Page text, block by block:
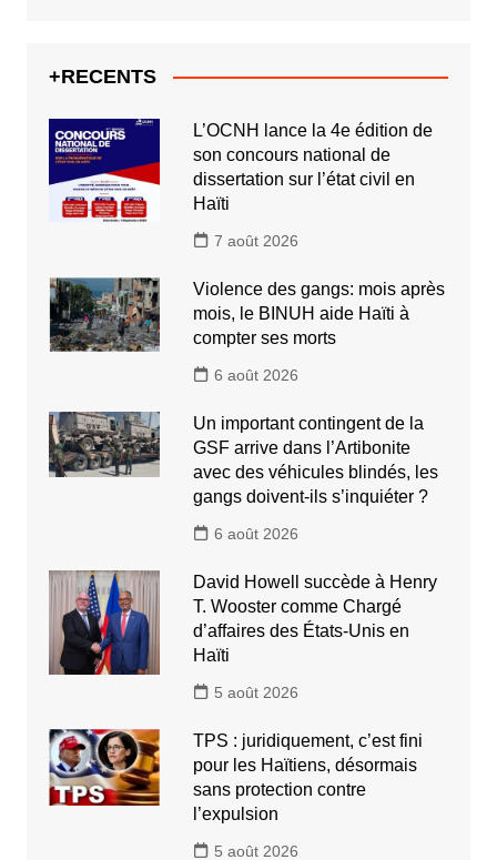
+RECENTS
L’OCNH lance la 4e édition de
son concours national de
dissertation sur l’état civil en
Haïti
7 août 2026
Violence des gangs: mois après
mois, le BINUH aide Haïti à
compter ses morts
6 août 2026
Un important contingent de la
GSF arrive dans l’Artibonite
avec des véhicules blindés, les
gangs doivent-ils s’inquiéter ?
6 août 2026
David Howell succède à Henry
T. Wooster comme Chargé
d’affaires des États-Unis en
Haïti
5 août 2026
TPS : juridiquement, c’est fini
pour les Haïtiens, désormais
sans protection contre
l’expulsion
5 août 2026